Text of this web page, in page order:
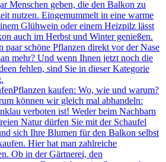
Menschen geben, die den Balkon zu
nutzen. Eingemummelt in eine warme
Glühwein oder einem Heizpilz lässt
auch im Herbst und Winter genießen.
paar schöne Pflanzen direkt vor der Nase
mehr? Und wenn Ihnen jetzt noch die
fehlen, sind Sie in dieser Kategorie
Pflanzen kaufen: Wo, wie und warum?
können wir gleich mal abhandeln:
verboten ist! Weder beim Nachbarn
Natur dürfen Sie mit der Schaufel
sich Ihre Blumen für den Balkon selbst
Hier hat man zahlreiche
Ob in der Gärtnerei, den